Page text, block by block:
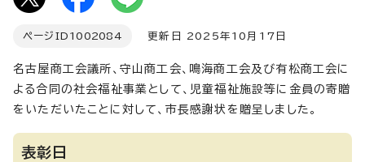
ページID 1002084 更新日 2025年10月17日
名古屋商工会議所、守山商工会、鳴海商工会及び有松商工会に
よる合同の社会福祉事業として、児童福祉施設等に金員の寄贈
をいただいたことに対して、市長感謝状を贈呈しました。
表彰日